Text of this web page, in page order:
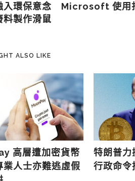
入環保意念 Microsoft 使用
料製作滑鼠
ALSO LIKE
高層遭加密貨幣
人士亦難逃虛假
特朗普
行政命令